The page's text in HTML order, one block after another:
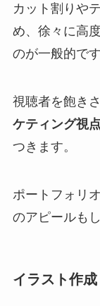
カット割りや
め、徐々に高
のが一般的です
視聴者を飽き
ケティング視点
つきます。
ポートフォリ
のアピールも
イラスト作成